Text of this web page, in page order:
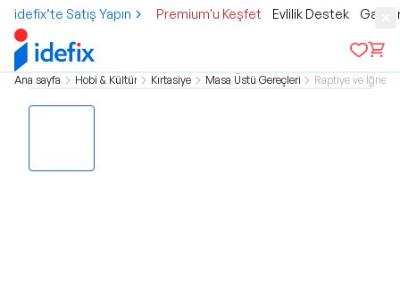
idefix’te Satış Yapın Premium'u Keşfet Evlilik Destek
Ana sayfa Hobi & Kültür Kırtasiye Masa Üstü Gereçleri Raptiye ve İğne